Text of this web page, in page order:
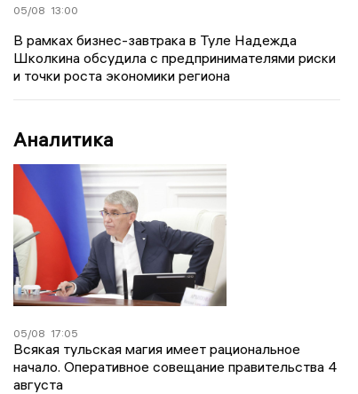
05/08 13:00
В рамках бизнес-завтрака в Туле Надежда
Школкина обсудила с предпринимателями риски
и точки роста экономики региона
Аналитика
05/08 17:05
Всякая тульская магия имеет рациональное
начало. Оперативное совещание правительства 4
августа